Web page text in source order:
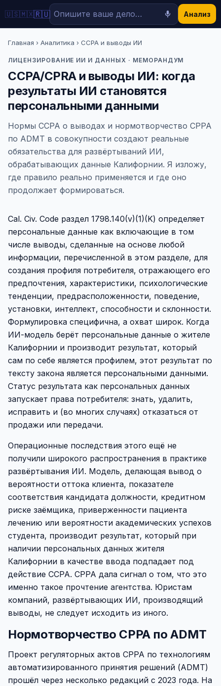
🇺🇸🇲🇽🇷🇺 Анализ
Главная › Аналитика › CCPA и выводы ИИ
ЛИЦЕНЗИРОВАНИЕ ИИ И ДАННЫХ · МЕМОРАНДУМ
CCPA/CPRA и выводы ИИ: когда
результаты ИИ становятся
персональными данными
Нормы CCPA о выводах и нормотворчество CPPA
по ADMT в совокупности создают реальные
обязательства для развёртываний ИИ,
обрабатывающих данные Калифорнии. Я изложу,
где правило реально применяется и где оно
продолжает формироваться.
Cal. Civ. Code раздел 1798.140(v)(1)(K) определяет
персональные данные как включающие в том
числе выводы, сделанные на основе любой
информации, перечисленной в этом разделе, для
создания профиля потребителя, отражающего его
предпочтения, характеристики, психологические
тенденции, предрасположенности, поведение,
установки, интеллект, способности и склонности.
Формулировка специфична, а охват широк. Когда
ИИ-модель берёт персональные данные о жителе
Калифорнии и производит результат, который
сам по себе является профилем, этот результат по
тексту закона является персональными данными.
Статус результата как персональных данных
запускает права потребителя: знать, удалить,
исправить и (во многих случаях) отказаться от
продажи или передачи.
Операционные последствия этого ещё не
получили широкого распространения в практике
развёртывания ИИ. Модель, делающая вывод о
вероятности оттока клиента, показателе
соответствия кандидата должности, кредитном
риске заёмщика, приверженности пациента
лечению или вероятности академических успехов
студента, производит результат, который при
наличии персональных данных жителя
Калифорнии в качестве ввода подпадает под
действие CCPA. CPPA дала сигнал о том, что это
именно такое прочтение агентства. Юристам
компаний, развёртывающих ИИ, производящий
выводы, не следует исходить из иного.
Нормотворчество CPPA по ADMT
Проект регуляторных актов CPPA по технологиям
автоматизированного принятия решений (ADMT)
прошёл через несколько редакций с 2023 года. На